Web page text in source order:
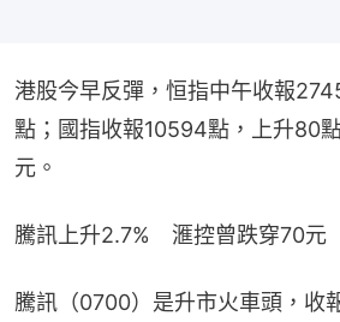
港股今早反彈，恒指中午收報
點；國指收報10594點，上升80
元。
騰訊上升2.7%　滙控曾跌穿70元
騰訊（0700）是升市火車頭，收